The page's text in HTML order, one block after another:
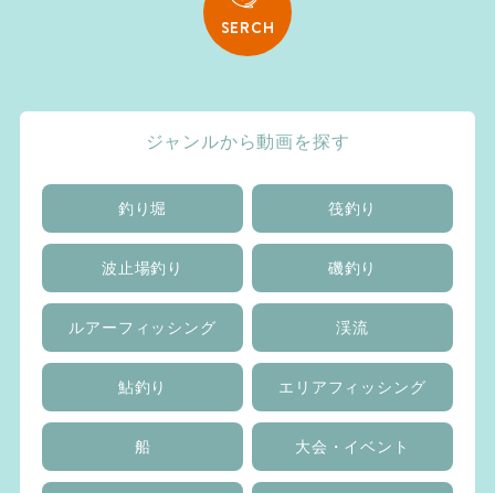
SERCH
ジャンルから動画を探す
釣り堀 筏釣り
波止場釣り 磯釣り
ルアーフィッシング 渓流
鮎釣り エリアフィッシング
船 大会・イベント